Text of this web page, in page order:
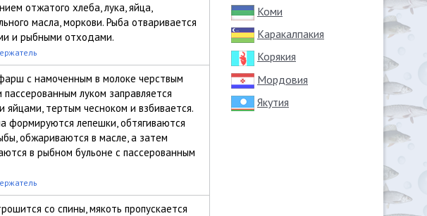
отжатого хлеба, лука, яйца,
масла, моркови. Рыба отваривается
и рыбными отходами.
с намоченным в молоке черствым
пассерованным луком заправляется
яйцами, тертым чесноком и взбивается.
формируются лепешки, обтягиваются
обжариваются в масле, а затем
в рыбном бульоне с пассерованным
со спины, мякоть пропускается
Коми
Каракалпакия
Корякия
Мордовия
Якутия